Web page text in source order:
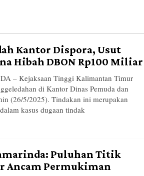
Kantor Dispora, Usut
Hibah DBON Rp100 Miliar
– Kejaksaan Tinggi Kalimantan Timur
di Kantor Dinas Pemuda dan
(26/5/2025). Tindakan ini merupakan
kasus dugaan tindak
Puluhan Titik
Ancam Permukiman